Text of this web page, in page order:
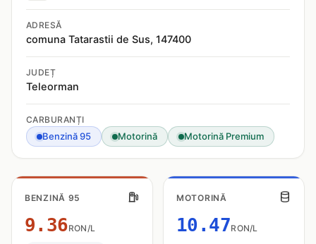
ADRESĂ
comuna Tatarastii de Sus, 147400
JUDEȚ
Teleorman
CARBURANȚI
Benzină 95 Motorină Motorină Premium
BENZINĂ 95
9.36RON/L
MOTORINĂ
10.47RON/L